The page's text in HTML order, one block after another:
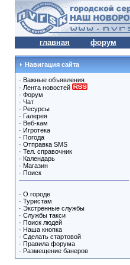
главная форум
Навигация сайта
· Важные объявления
· Лента новостей
· Форум
· Чат
· Ресурсы
· Галерея
· Веб-кам
· Игротека
· Погода
· Отправка SMS
· Тел. справочник
· Календарь
· Магазин
· Поиск
· О городе
· Туристам
· Экстренные службы
· Службы такси
· Поиск людей
· Наша кнопка
· Сделать стартовой
· Правила форума
· Размещение банеров